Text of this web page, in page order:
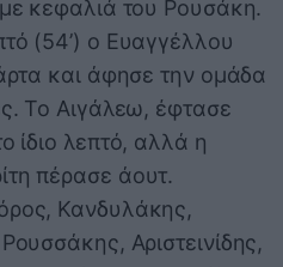
κεφαλιά του Ρουσάκη.
(54’) ο Ευαγγέλλου
και άφησε την ομάδα
Το Αιγάλεω, έφτασε
ίδιο λεπτό, αλλά η
πέρασε άουτ.
Κανδυλάκης,
Αριστεινίδης,